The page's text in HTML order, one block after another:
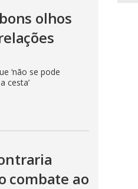
olhos
‘não se pode
cesta’
combate ao